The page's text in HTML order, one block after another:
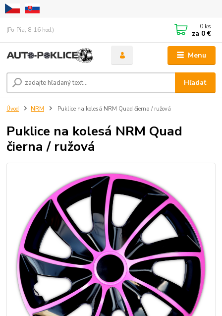
Menu
Hľadať
(Po-Pia, 8-16 hod.) 0 ks
za 0 €
Úvod NRM Puklice na kolesá NRM Quad čierna / ružová
Puklice na kolesá NRM Quad
čierna / ružová